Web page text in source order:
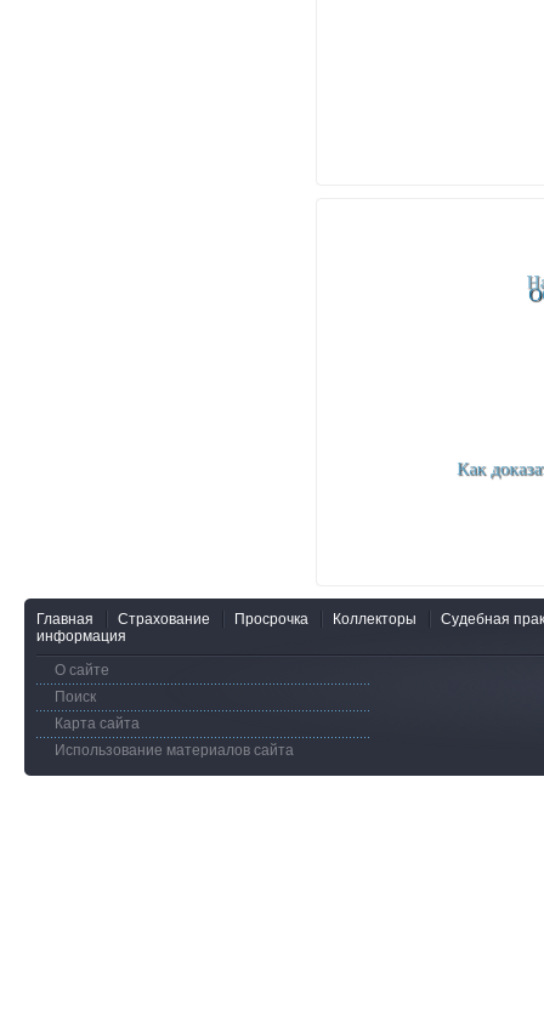
Главная Страхование Просрочка Коллекторы
Судебная
информация
О сайте
Поиск
Карта сайта
Использование материалов сайта